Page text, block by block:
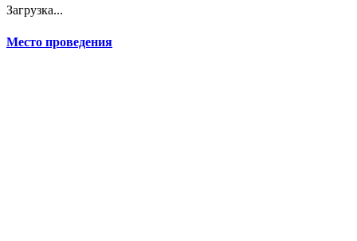
Загрузка...
Место проведения